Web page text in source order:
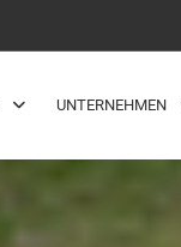
UNTERNEHMEN